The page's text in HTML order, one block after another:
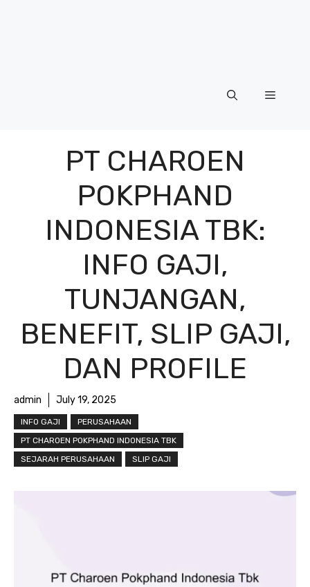
Menu
PT CHAROEN
POKPHAND
INDONESIA TBK:
INFO GAJI,
TUNJANGAN,
BENEFIT, SLIP GAJI,
DAN PROFILE
admin July 19, 2025
INFO GAJI
PERUSAHAAN
PT CHAROEN POKPHAND INDONESIA TBK
SEJARAH PERUSAHAAN
SLIP GAJI